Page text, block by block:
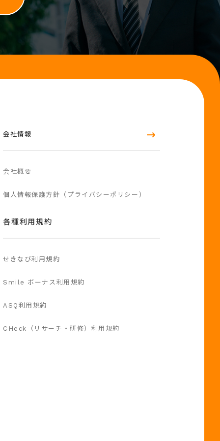
会社情報
会社概要
個人情報保護方針（プライバシーポリシー）
各種利用規約
せきなび利用規約
Smile ボーナス利用規約
ASQ利用規約
CHeck（リサーチ・研修）利用規約